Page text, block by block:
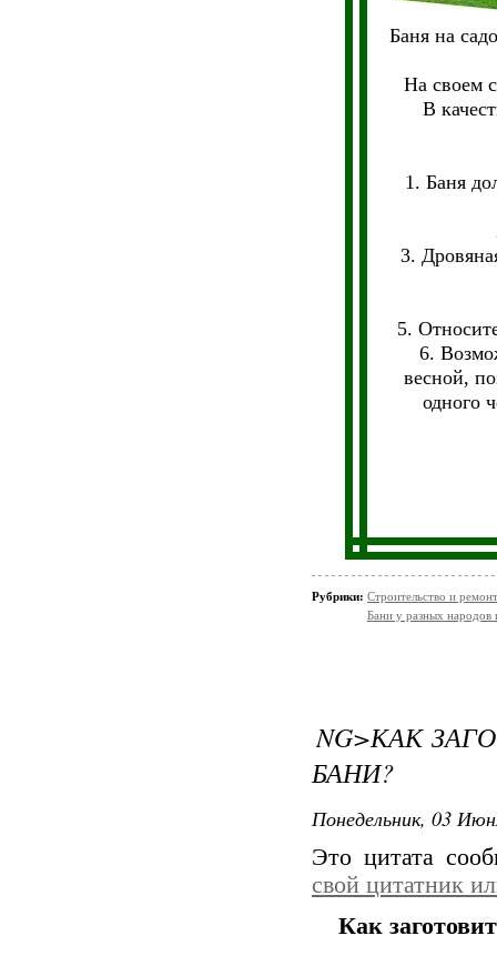
Баня на
На своем
В
1. Баня
3.
5.
6.
весной,
одного
Рубрики: Строительство и ремонт
Бани у разных народов
NG>КАК
БАНИ?
Понедельник, 03
Это цитата
свой цитатник
Как